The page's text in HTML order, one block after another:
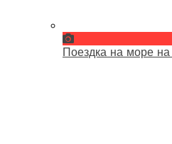
Поездка на море